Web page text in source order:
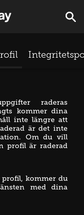
raderas
kommer dina
inte längre att
är det inte
Om du vill
profil är raderad
kommer du
med dina